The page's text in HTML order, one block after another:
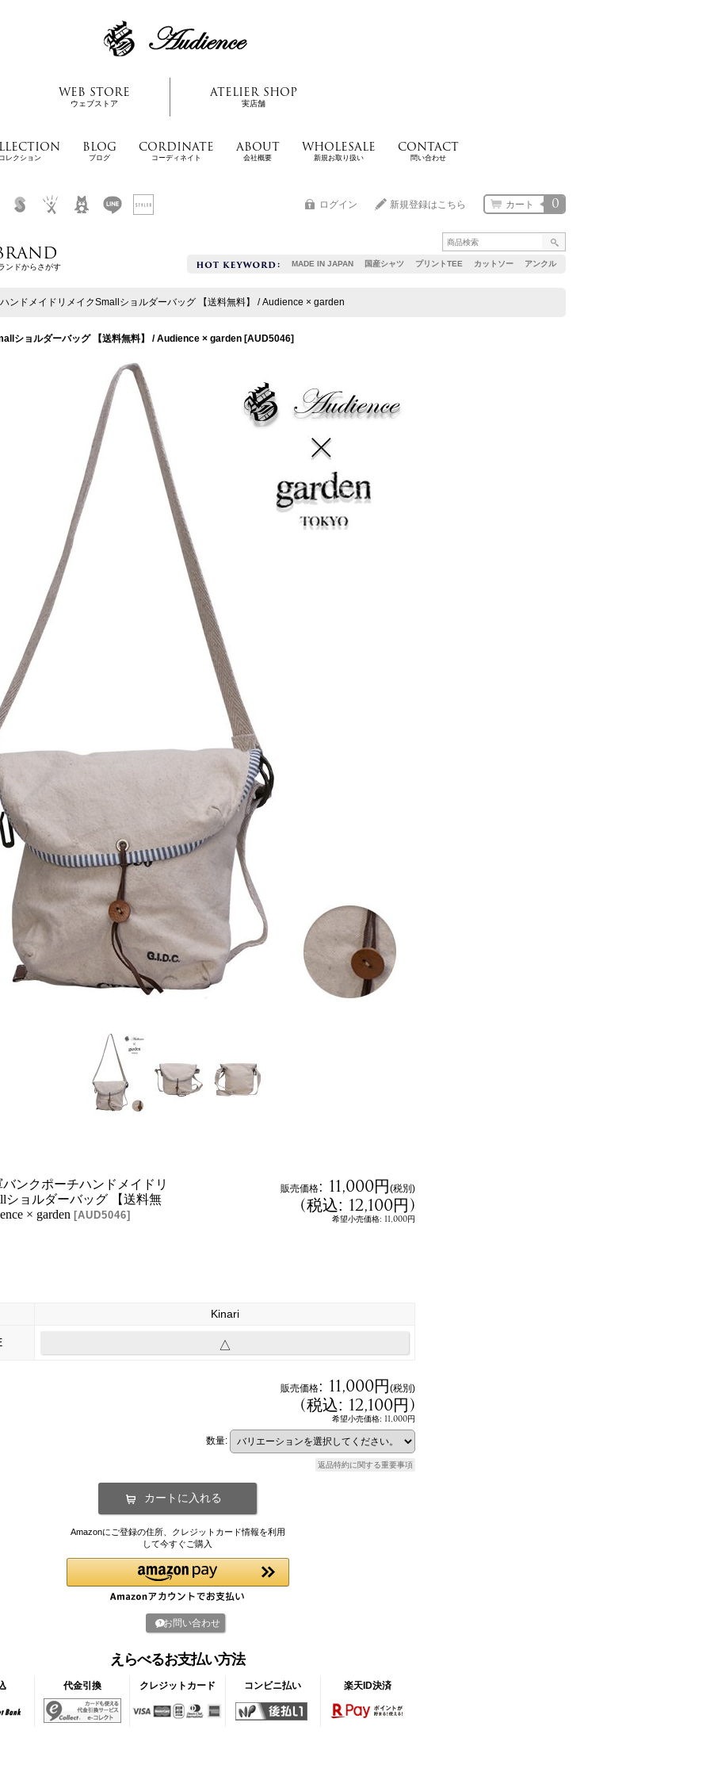
WEB STORE
ウェブストア
ATELIER SHOP
実店舗
レクション
BLOG
ブログ
CORDINATE
コーディネイト
ABOUT
会社概要
WHOLESALE
新規お取り扱い
CONTACT
問い合わせ
MADE IN JAPAN 国産シャツ プリントTEE カットソー アンクル
0
カート
ログイン 新規登録はこちら
ンドからさがす
ンドメイドリメイクSmallショルダーバッグ 【送料無料】 / Audience × garden
ショルダーバッグ 【送料無料】 / Audience × garden [AUD5046]
ンクポーチハンドメイドリ
ショルダーバッグ 【送料無
× garden [AUD5046]
販売価格: 11,000円(税別)
(税込: 12,100円)
希望小売価格: 11,000円
Kinari
△
販売価格: 11,000円(税別)
(税込: 12,100円)
希望小売価格: 11,000円
数量:
返品特約に関する重要事項
Amazonにご登録の住所、クレジットカード情報を利用
して今すぐご購入
お問い合わせ
えらべるお支払い方法
代金引換 クレジットカード コンビニ払い 楽天ID決済